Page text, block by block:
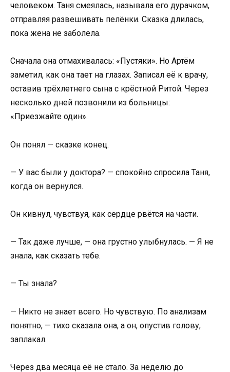
человеком. Таня смеялась, называла его дурачком,
отправляя развешивать пелёнки. Сказка длилась,
пока жена не заболела.
Сначала она отмахивалась: «Пустяки». Но Артём
заметил, как она тает на глазах. Записал её к врачу,
оставив трёхлетнего сына с крёстной Ритой. Через
несколько дней позвонили из больницы:
«Приезжайте один».
Он понял — сказке конец.
— У вас были у доктора? — спокойно спросила Таня,
когда он вернулся.
Он кивнул, чувствуя, как сердце рвётся на части.
— Так даже лучше, — она грустно улыбнулась. — Я не
знала, как сказать тебе.
— Ты знала?
— Никто не знает всего. Но чувствую. По анализам
понятно, — тихо сказала она, а он, опустив голову,
заплакал.
Через два месяца её не стало. За неделю до